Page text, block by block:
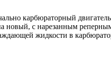
карбюраторный
новый, с нарезанным
жидкости в